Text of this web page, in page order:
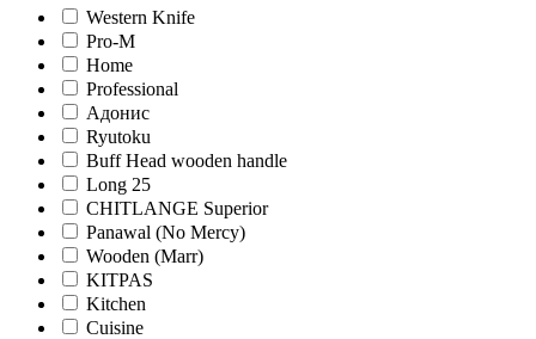
Western Knife
Pro-M
Home
Professional
Адонис
Ryutoku
Buff Head wooden handle
Long 25
CHITLANGE Superior
Panawal (No Mercy)
Wooden (Marr)
KITPAS
Kitchen
Cuisine